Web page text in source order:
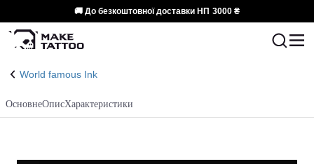
🚚 До безкоштовної доставки НП 3000 ₴
World famous Ink
ОсновнеОписХарактеристики